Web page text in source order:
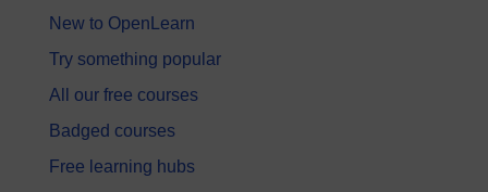
New to OpenLearn
Try something popular
All our free courses
Badged courses
Free learning hubs